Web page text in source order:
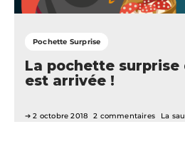
Pochette Surprise
La pochette surprise
est arrivée !
2 octobre 2018 2 commentaires La